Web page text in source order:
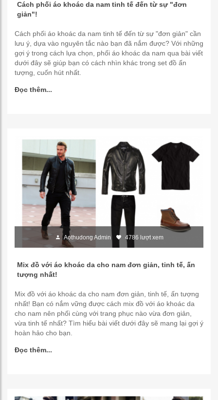
Cách phối áo khoác da nam tinh tế đến từ sự "đơn
giản"!
Cách phối áo khoác da nam tinh tế đến từ sự "đơn giản" cần
lưu ý, dựa vào nguyên tắc nào bạn đã nắm được? Với những
gợi ý trong cách lựa chọn, phối áo khoác da nam qua bài viết
dưới đây sẽ giúp bạn có cách nhìn khác trong set đồ ấn
tượng, cuốn hút nhất.
Đọc thêm...
Aothudong Admin 4786 lượt xem
Mix đồ với áo khoác da cho nam đơn giản, tinh tế, ấn
tượng nhất!
Mix đồ với áo khoác da cho nam đơn giản, tinh tế, ấn tượng
nhất! Bạn có nắm vững được cách mix đồ với áo khoác da
cho nam nên phối cùng với trang phục nào vừa đơn giản,
vừa tinh tế nhất? Tìm hiểu bài viết dưới đây sẽ mang lại gợi ý
hoàn hảo cho bạn.
Đọc thêm...